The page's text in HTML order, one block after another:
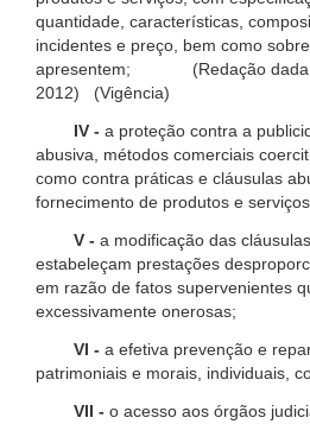
quantidade, características,
incidentes e preço, bem como
apresentem; (Redação dada
2012) (Vigência)
IV - a proteção contra a
abusiva, métodos comerciais
como contra práticas e cláusulas
fornecimento de produtos e
V - a modificação das
estabeleçam prestações
em razão de fatos supervenientes
excessivamente onerosas;
VI - a efetiva prevenção e
patrimoniais e morais, individuais,
VII - o acesso aos órgãos